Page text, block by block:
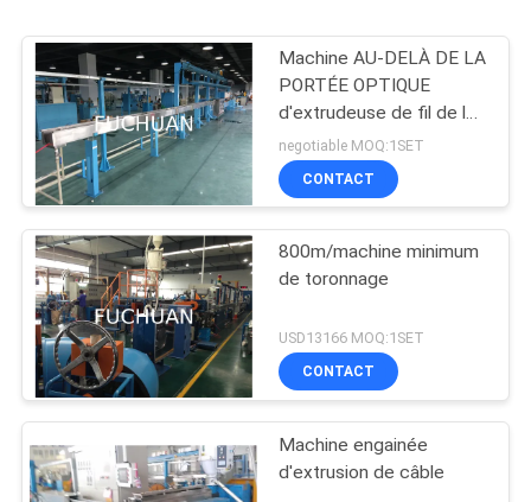
Machine AU-DELÀ DE LA
PORTÉE OPTIQUE
d'extrudeuse de fil de la
BV BVV rv
negotiable MOQ:1SET
CONTACT
800m/machine minimum
de toronnage
USD13166 MOQ:1SET
CONTACT
Machine engainée
d'extrusion de câble